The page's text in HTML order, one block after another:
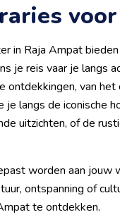
in Raja Ampat
je reis vaar je langs
van
je langs de iconische
uitzichten, of de
worden aan
ontspanning of
te ontdekken.